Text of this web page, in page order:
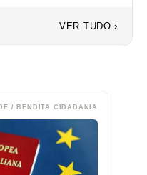
VER TUDO ›
/ BENDITA CIDADANIA